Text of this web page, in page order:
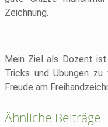
Zeichnung.
Mein Ziel als Dozent
Tricks und Übungen
Freude am
Ähnliche Beiträge